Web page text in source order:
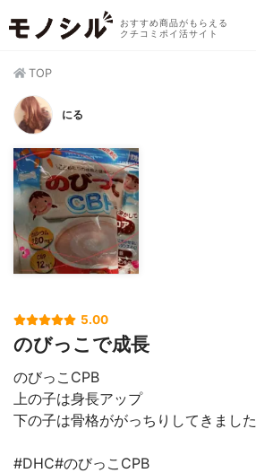
おすすめ商品がもらえる
クチコミポイ活サイト
TOP
にる
5.00
のびっこで成長
のびっこCPB
上の子は身長アップ
下の子は骨格ががっちりしてきました
#DHC#のびっこCPB